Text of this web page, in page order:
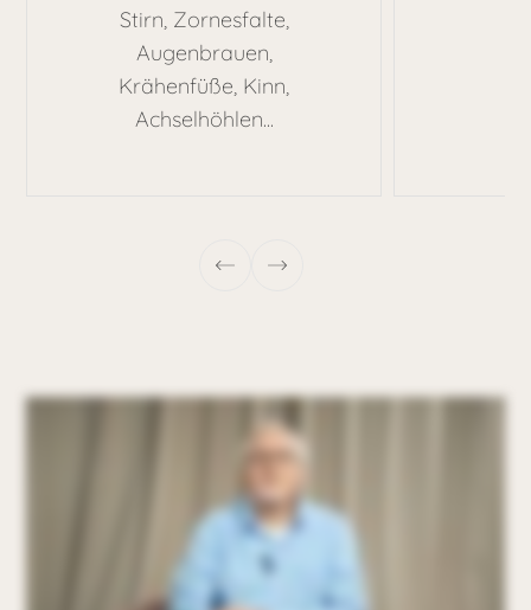
Stirn, Zornesfalte,
Augenbrauen,
Krähenfüße, Kinn,
Achselhöhlen...